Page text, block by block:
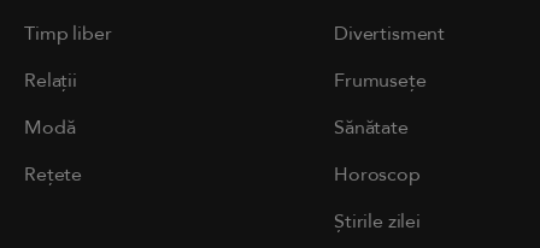
Timp liber
Relații
Modă
Rețete
Divertisment
Frumusețe
Sănătate
Horoscop
Știrile zilei